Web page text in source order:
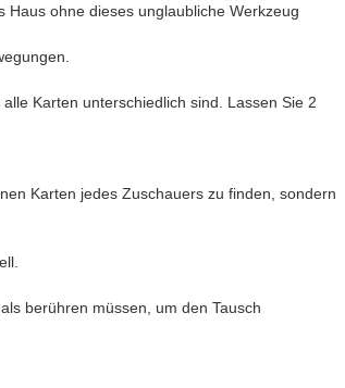
ohne dieses unglaubliche Werkzeug
Karten unterschiedlich sind. Lassen Sie 2
Karten jedes Zuschauers zu finden, sondern
berühren müssen, um den Tausch